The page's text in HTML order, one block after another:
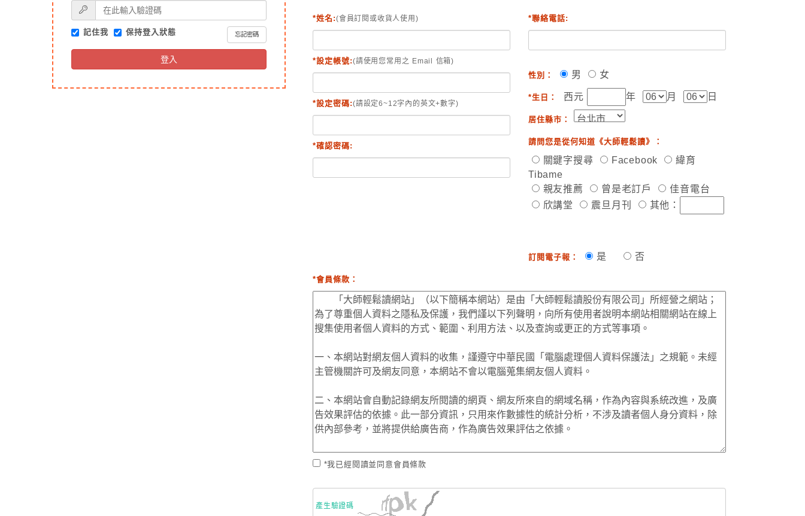
記住我 保持登入狀態 忘記密碼
登入
*姓名:(會員訂閱或收貨人使用)
*設定帳號:(請使用您常用之 Email 信箱)
*設定密碼:(請設定6~12字內的英文+數字)
*確認密碼:
*聯絡電話:
性別： 男 女
*生日： 西元 年 月 日
居住縣市：
請問您是從何知道《大師輕鬆讀》：
關鍵字搜尋 Facebook
緯育
Tibame
親友推薦
曾是老訂戶
佳音電台
欣講堂
震旦月刊 其他：
訂閱電子報： 是 否
*會員條款：
*我已經閱讀並同意會員條款
產生驗證碼